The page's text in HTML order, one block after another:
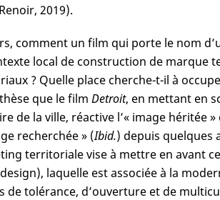
2019).
comment un film qui porte le nom
local de construction de marque
? Quelle place cherche-t-il à
que le film Detroit, en mettant en
de la ville, réactive l’« image héritée
recherchée » (Ibid.) depuis quelques
territoriale vise à mettre en avant
laquelle est associée à la
de tolérance, d’ouverture et de